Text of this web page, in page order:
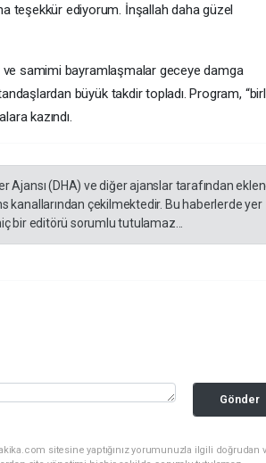
teşekkür ediyorum. İnşallah daha güzel
ve samimi bayramlaşmalar geceye damga
büyük takdir topladı. Program,
kazındı.
Ajansı (DHA) ve diğer ajanslar tarafından
çekilmektedir. Bu haberlerde yer
bir editörü sorumlu tutulamaz...
Gönder
sitesine yaptığınız yorumunuzla ilgili doğrudan